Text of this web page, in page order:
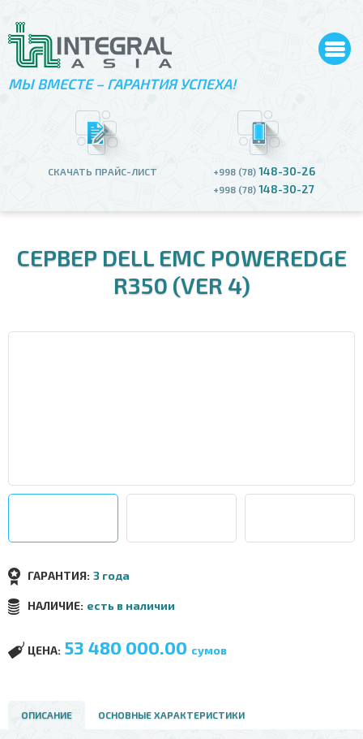
МЫ ВМЕСТЕ – ГАРАНТИЯ УСПЕХА!
+998 (78) 148-30-26
+998 (78) 148-30-27
СКАЧАТЬ ПРАЙС-ЛИСТ
СЕРВЕР DELL EMC POWEREDGE
R350 (VER 4)
ГАРАНТИЯ: 3 года
НАЛИЧИЕ: есть в наличии
ЦЕНА: 53 480 000.00 сумов
ОПИСАНИЕ ОСНОВНЫЕ ХАРАКТЕРИСТИКИ